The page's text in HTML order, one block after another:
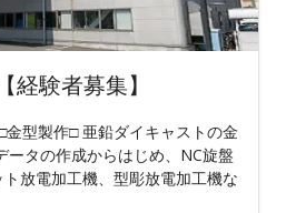
経験者募集】
型製作□ 亜鉛ダイキャストの金
ータの作成からはじめ、NC旋盤
放電加工機、型彫放電加工機な